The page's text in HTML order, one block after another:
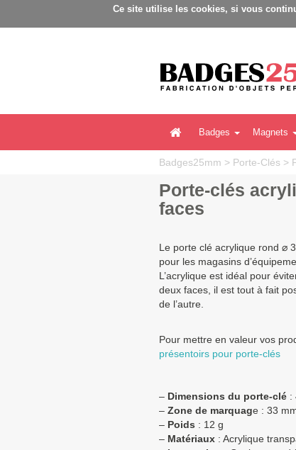
Ce site utilise les cookies, si vous
Badges Magnets
Badges25mm > Porte-Clés >
Porte-clés
faces
Le porte clé acrylique rond ⌀
pour les magasins
L’acrylique est idéal pour
deux faces, il est tout à fait
de l’autre.
Pour mettre en valeur vos
présentoirs pour porte-clés
– Dimensions du porte-clé :
– Zone de marquage : 33
– Poids : 12 g
– Matériaux : Acrylique